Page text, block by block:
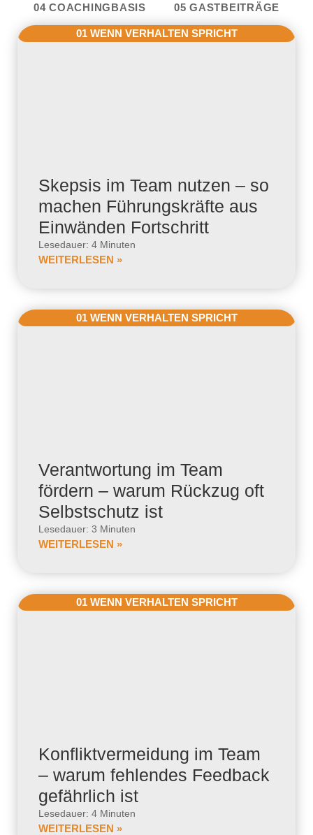
04 COACHINGBASIS
05 GASTBEITRÄGE
01 WENN VERHALTEN SPRICHT
Skepsis im Team nutzen – so
machen Führungskräfte aus
Einwänden Fortschritt
Lesedauer: 4 Minuten
WEITERLESEN »
01 WENN VERHALTEN SPRICHT
Verantwortung im Team
fördern – warum Rückzug oft
Selbstschutz ist
Lesedauer: 3 Minuten
WEITERLESEN »
01 WENN VERHALTEN SPRICHT
Konfliktvermeidung im Team
– warum fehlendes Feedback
gefährlich ist
Lesedauer: 4 Minuten
WEITERLESEN »